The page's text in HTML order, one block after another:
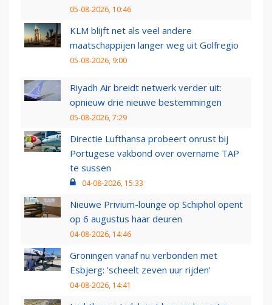
05-08-2026, 10:46
KLM blijft net als veel andere
maatschappijen langer weg uit Golfregio
05-08-2026, 9:00
Riyadh Air breidt netwerk verder uit:
opnieuw drie nieuwe bestemmingen
05-08-2026, 7:29
Directie Lufthansa probeert onrust bij
Portugese vakbond over overname TAP
te sussen
04-08-2026, 15:33
Nieuwe Privium-lounge op Schiphol opent
op 6 augustus haar deuren
04-08-2026, 14:46
Groningen vanaf nu verbonden met
Esbjerg: 'scheelt zeven uur rijden'
04-08-2026, 14:41